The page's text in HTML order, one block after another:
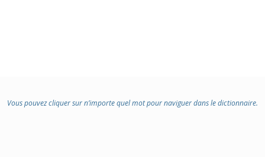
Vous pouvez cliquer sur n’importe quel mot pour naviguer dans le dictionnaire.